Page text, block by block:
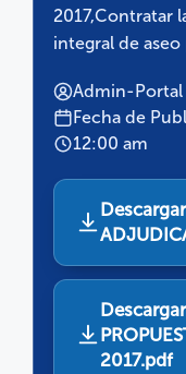
2017,Contratar
integral de aseo
Admin-Portal
Fecha de
12:00 am
2017.pdf